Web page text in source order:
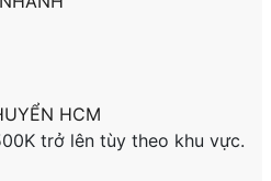
HCM
trở lên tùy theo khu vực.